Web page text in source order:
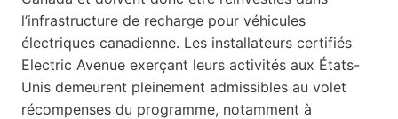
l’infrastructure de recharge pour véhicules
électriques canadienne. Les installateurs certifiés
Electric Avenue exerçant leurs activités aux États-
Unis demeurent pleinement admissibles au volet
récompenses du programme, notamment à